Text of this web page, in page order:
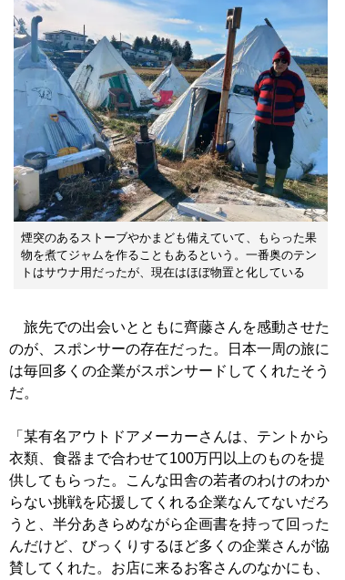
煙突のあるストーブやかまども備えていて、もらった果
物を煮てジャムを作ることもあるという。一番奥のテン
トはサウナ用だったが、現在はほぼ物置と化している
旅先での出会いとともに齊藤さんを感動させた
のが、スポンサーの存在だった。日本一周の旅に
は毎回多くの企業がスポンサードしてくれたそう
だ。
「某有名アウトドアメーカーさんは、テントから
衣類、食器まで合わせて100万円以上のものを提
供してもらった。こんな田舎の若者のわけのわか
らない挑戦を応援してくれる企業なんてないだろ
うと、半分あきらめながら企画書を持って回った
んだけど、びっくりするほど多くの企業さんが協
賛してくれた。お店に来るお客さんのなかにも、